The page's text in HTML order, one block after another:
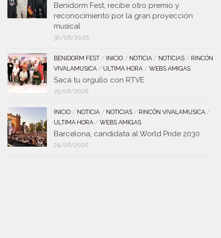
Benidorm Fest, recibe otro premio y
reconocimiento por la gran proyección
musical
30/06/2026
BENIDORM FEST / INICIO / NOTICIA / NOTICIAS / RINCÓN
VIVALAMUSICA / ULTIMA HORA / WEBS AMIGAS
Saca tu orgullo con RTVE
25/06/2026
INICIO / NOTICIA / NOTICIAS / RINCÓN VIVALAMUSICA /
ULTIMA HORA / WEBS AMIGAS
Barcelona, candidata al World Pride 2030
24/06/2026